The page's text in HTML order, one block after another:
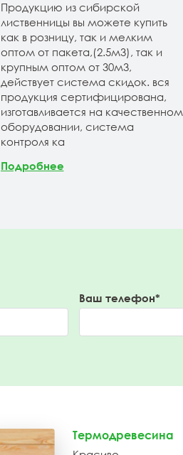
Продукцию из сибирской
лиственницы вы можете купить
как в розницу, так и мелким
оптом от пакета,(2.5м3), так и
крупным оптом от 30м3,
действует система скидок. вся
продукция сертифицирована,
изготавливается на качественном
оборудовании, система
контроля ка
Подробнее
Ваш телефон*
Термодревесина